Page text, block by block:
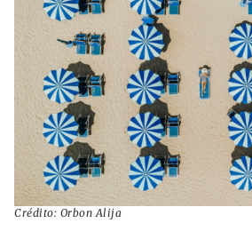
Crédito: Orbon Alija